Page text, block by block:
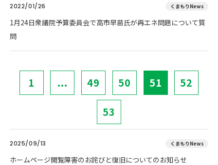
2022/01/26 くまもりNews
1月24日衆議院予算委員会で高市早苗氏が再エネ問題について質
問
1 ... 49 50 51 52
53
2025/09/13 くまもりNews
ホームページ閲覧障害のお詫びと復旧についてのお知らせ